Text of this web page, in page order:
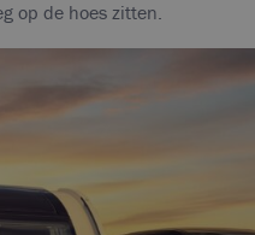
op de hoes zitten.